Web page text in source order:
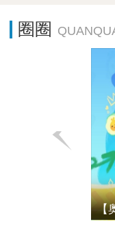
圈圈